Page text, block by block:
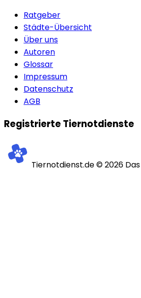
Ratgeber
Städte-Übersicht
Über uns
Autoren
Glossar
Impressum
Datenschutz
AGB
Registrierte Tiernotdienste
Tiernotdienst.de ©2026